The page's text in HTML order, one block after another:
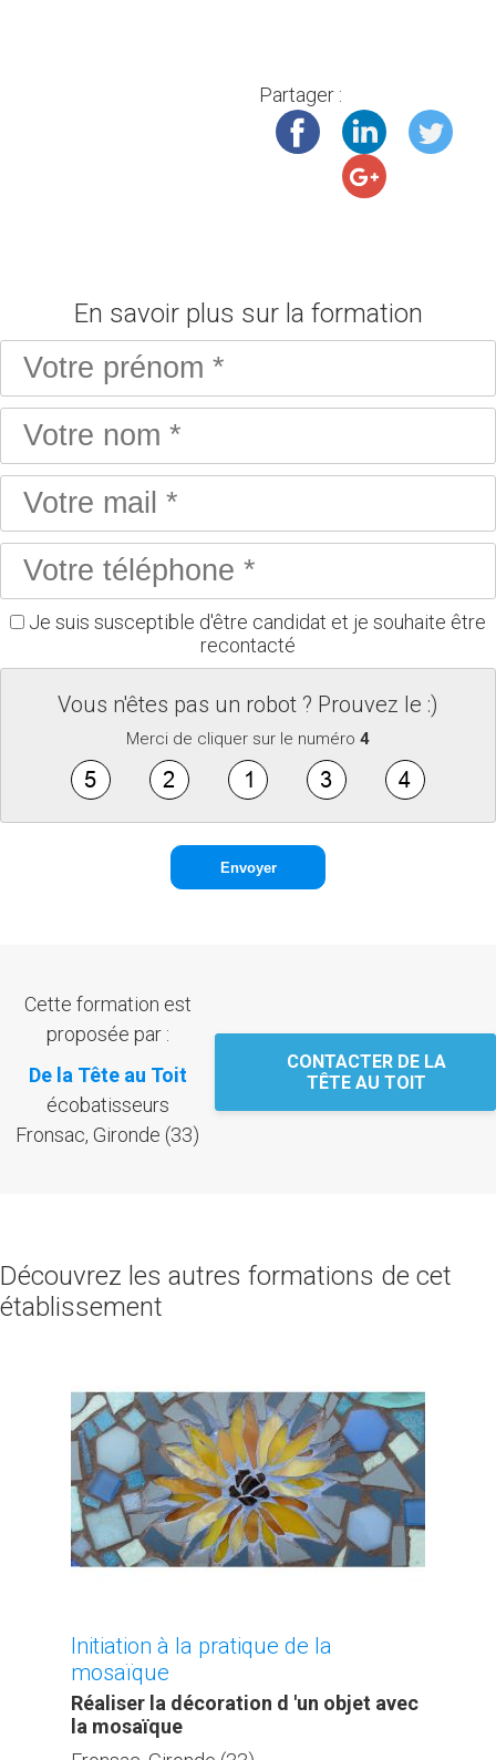
Partager :
En savoir plus sur la formation
Je suis susceptible d'être candidat et je souhaite être
recontacté
Vous n'êtes pas un robot ? Prouvez le :)
Merci de cliquer sur le numéro 4
Cette formation est
proposée par :
De la Tête au Toit
écobatisseurs
Fronsac, Gironde (33)
CONTACTER DE LA
TÊTE AU TOIT
Découvrez les autres formations de cet
établissement
Initiation à la pratique de la
mosaïque
Réaliser la décoration d 'un objet avec
la mosaïque